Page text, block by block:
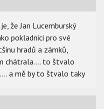
že Jan Lucemburský
pokladnici pro své
hradů a zámků,
chátrala.... to štvalo
a mě by to štvalo taky